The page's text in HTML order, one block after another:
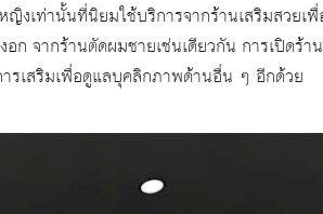
านั้นที่นิยมใช้บริการจากร้านเสริมสวยเ
จากร้านตัดผมชายเช่นเดียวกัน การเปิดร้
ารเสริมเพื่อดูแลบุคลิกภาพด้านอื่น ๆ อีกด้วย